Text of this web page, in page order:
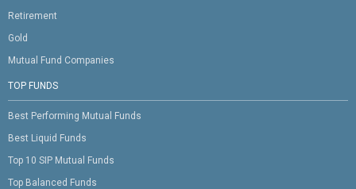
Retirement
Gold
Mutual Fund Companies
TOP FUNDS
Best Performing Mutual Funds
Best Liquid Funds
Top 10 SIP Mutual Funds
Top Balanced Funds